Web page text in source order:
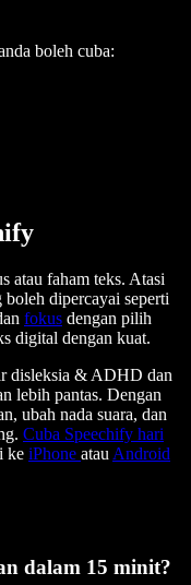
boleh cuba:
atau faham teks. Atasi
boleh dipercayai seperti
fokus dengan pilih
digital dengan kuat.
disleksia & ADHD dan
lebih pantas. Dengan
ubah nada suara, dan
Cuba Speechify hari
ke iPhone atau Android
dalam 15 minit?